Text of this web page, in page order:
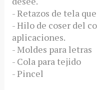
- Retazos de tela
- Hilo de coser del
aplicaciones.
- Moldes para letras
- Cola para tejido
- Pincel